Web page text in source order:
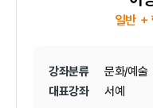
일반 +
강좌분류
문화/예술
대표강좌
서예